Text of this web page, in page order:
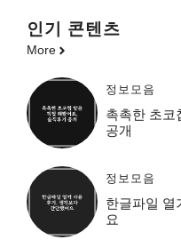
인기 콘텐츠
More
정보모음
촉촉한 초코
공개
정보모음
한글파일 열
요